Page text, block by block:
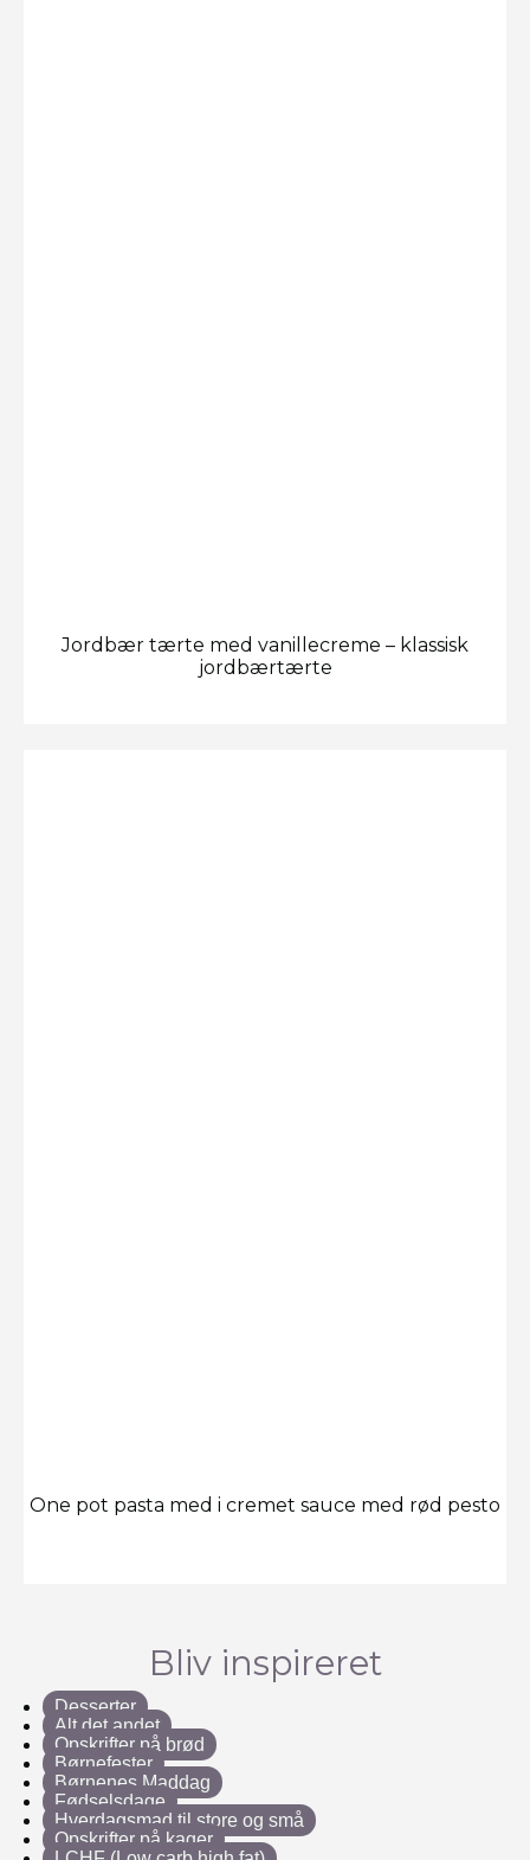
Jordbær tærte med vanillecreme – klassisk
jordbærtærte
One pot pasta med i cremet sauce med rød pesto
Bliv inspireret
Desserter
Alt det andet
Opskrifter på brød
Børnefester
Børnenes Maddag
Fødselsdage
Hverdagsmad til store og små
Opskrifter på kager